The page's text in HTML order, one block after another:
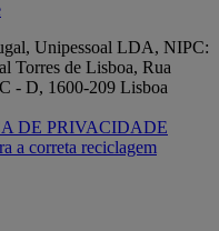
Unipessoal LDA, NIPC:
Torres de Lisboa, Rua
- D, 1600-209 Lisboa
DE PRIVACIDADE
a correta reciclagem